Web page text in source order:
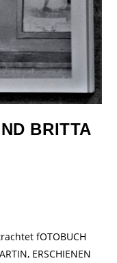
BRITTA
fOTOBUCH
ERSCHIENEN